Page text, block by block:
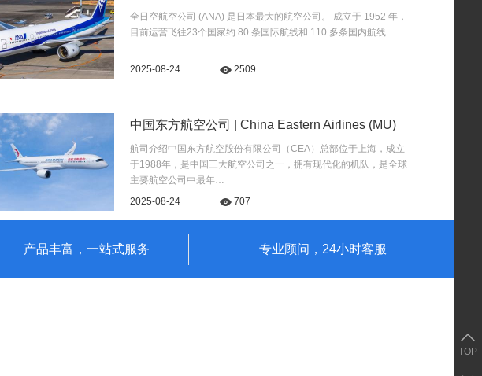
全日空航空公司 (ANA) 是日本最大的航空公司。 成立于 1952 年，
目前运营飞往23个国家约 80 条国际航线和 110 多条国内航线…
2025-08-24 2509
中国东方航空公司 | China Eastern Airlines (MU)
航司介绍中国东方航空股份有限公司（CEA）总部位于上海，成立
于1988年，是中国三大航空公司之一，拥有现代化的机队，是全球
主要航空公司中最年…
2025-08-24
707
产品丰富，一站式服务 专业顾问，24小时客服
TOP